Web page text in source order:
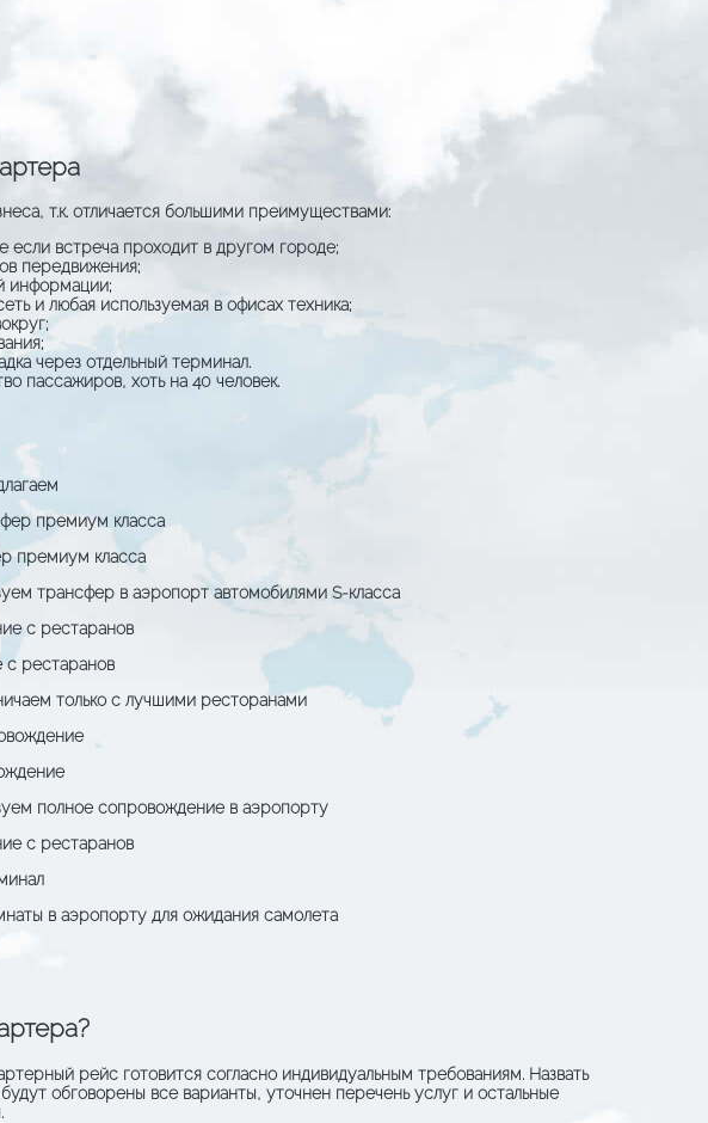
т.к. отличается большими преимуществами:
встреча проходит в другом городе;
передвижения;
информации;
и любая используемая в офисах техника;
через отдельный терминал.
пассажиров, хоть на 40 человек.
премиум класса
трансфер в аэропорт автомобилями S-класса
с рестаранов
только с лучшими ресторанами
полное сопровождение в аэропорту
в аэропорту для ожидания самолета
рейс готовится согласно индивидуальным требованиям. Назвать
обговорены все варианты, уточнен перечень услуг и остальные